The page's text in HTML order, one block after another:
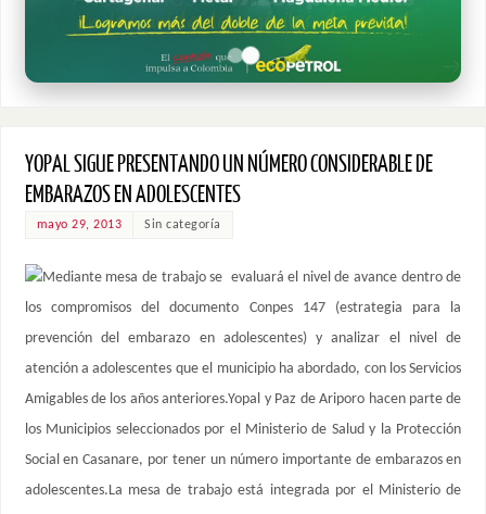
YOPAL SIGUE PRESENTANDO UN NÚMERO CONSIDERABLE DE
EMBARAZOS EN ADOLESCENTES
mayo 29, 2013 Sin categoría
Mediante mesa de trabajo se evaluará el nivel de avance dentro de
los compromisos del documento Conpes 147 (estrategia para la
prevención del embarazo en adolescentes) y analizar el nivel de
atención a adolescentes que el municipio ha abordado, con los Servicios
Amigables de los años anteriores.Yopal y Paz de Ariporo hacen parte de
los Municipios seleccionados por el Ministerio de Salud y la Protección
Social en Casanare, por tener un número importante de embarazos en
adolescentes.La mesa de trabajo está integrada por el Ministerio de